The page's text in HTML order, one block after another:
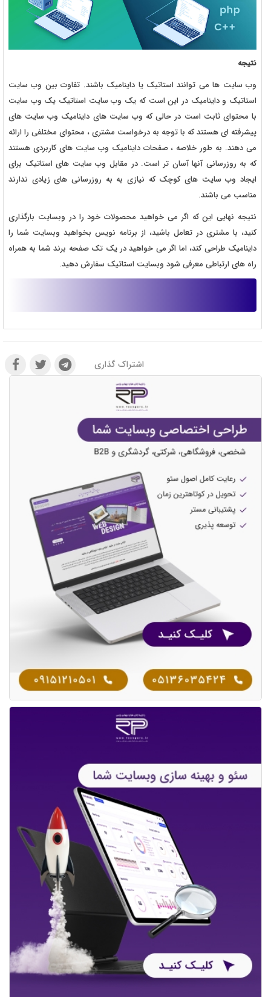
نتیجه
وب سایت ها می توانند استاتیک یا داینامیک باشند. تفاوت بین وب سایت
استاتیک و داینامیک در این است که یک وب سایت استاتیک یک وب سایت
با محتوای ثابت است در حالی که وب سایت های داینامیک وب سایت های
پیشرفته ای هستند که با توجه به درخواست مشتری ، محتوای مختلفی را ارائه
می دهند. به طور خلاصه ، صفحات داینامیک وب سایت های کاربردی هستند
که به روزرسانی آنها آسان تر است. در مقابل وب سایت های استاتیک برای
ایجاد وب سایت های کوچک که نیازی به به روزرسانی های زیادی ندارند
مناسب می باشند.
نتیجه نهایی این که اگر می خواهید محصولات خود را در وبسایت بارگذاری
کنید، با مشتری در تعامل باشید، از برنامه نویس بخواهید وبسایت شما را
داینامیک طراحی کند، اما اگر می خواهید در یک تک صفحه برند شما به همراه
راه های ارتباطی معرفی شود وبسایت استاتیک سفارش دهید.
اشتراک گذاری